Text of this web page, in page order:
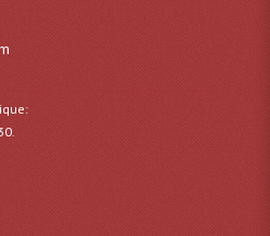
Pieds, Ponts...